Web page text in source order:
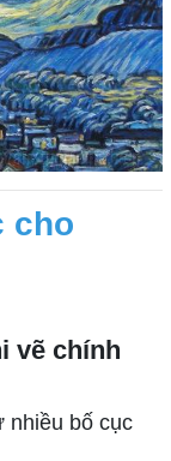
cho
vẽ chính
bố cục